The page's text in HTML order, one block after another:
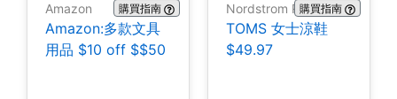
Amazon 購買指南
Amazon:多款文具
用品 $10 off $$50
Nordstrom Rack購買指南
TOMS 女士涼鞋
$49.97